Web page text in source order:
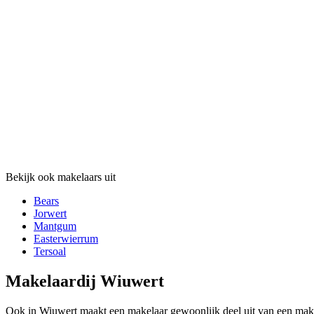
Bekijk ook makelaars uit
Bears
Jorwert
Mantgum
Easterwierrum
Tersoal
Makelaardij Wiuwert
Ook in Wiuwert maakt een makelaar gewoonlijk deel uit van een